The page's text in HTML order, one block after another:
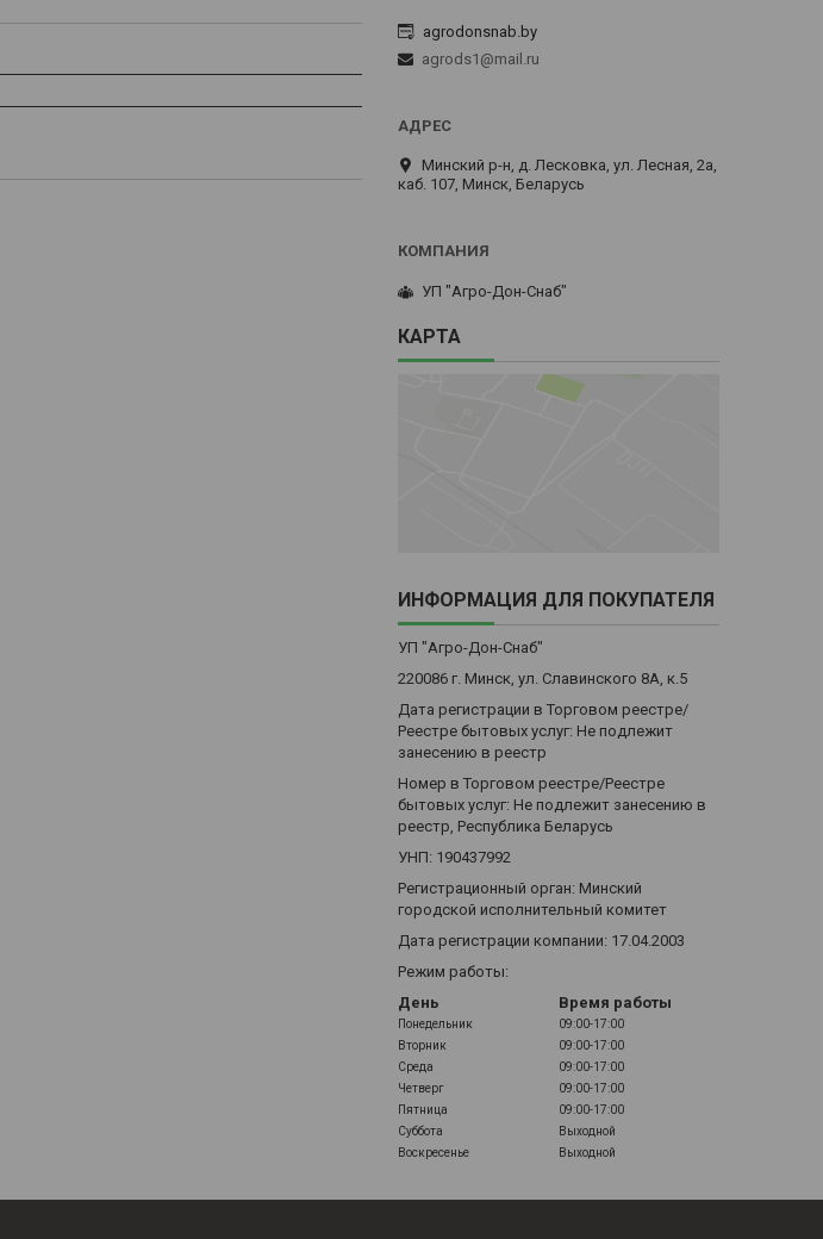
agrodonsnab.by
agrods1@mail.ru
Минский р-н, д. Лесковка, ул. Лесная, 2а,
каб. 107, Минск, Беларусь
УП "Агро-Дон-Снаб"
КАРТА
ИНФОРМАЦИЯ ДЛЯ ПОКУПАТЕЛЯ
УП "Агро-Дон-Снаб"
220086 г. Минск, ул. Славинского 8А, к.5
Дата регистрации в Торговом реестре/
Реестре бытовых услуг: Не подлежит
занесению в реестр
Номер в Торговом реестре/Реестре
бытовых услуг: Не подлежит занесению в
реестр, Республика Беларусь
УНП: 190437992
Регистрационный орган: Минский
городской исполнительный комитет
Дата регистрации компании: 17.04.2003
Режим работы:
День
Время работы
Понедельник
09:00-17:00
Вторник
09:00-17:00
Среда
09:00-17:00
Четверг
09:00-17:00
Пятница
09:00-17:00
Суббота
Выходной
Воскресенье
Выходной